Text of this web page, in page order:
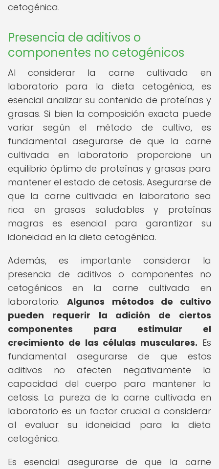
cetogénica.
Presencia de aditivos o
componentes no cetogénicos
Al considerar la carne cultivada en
laboratorio para la dieta cetogénica, es
esencial analizar su contenido de proteínas y
grasas. Si bien la composición exacta puede
variar según el método de cultivo, es
fundamental asegurarse de que la carne
cultivada en laboratorio proporcione un
equilibrio óptimo de proteínas y grasas para
mantener el estado de cetosis. Asegurarse de
que la carne cultivada en laboratorio sea
rica en grasas saludables y proteínas
magras es esencial para garantizar su
idoneidad en la dieta cetogénica.
Además, es importante considerar la
presencia de aditivos o componentes no
cetogénicos en la carne cultivada en
laboratorio.Algunos métodos de cultivo
pueden requerir la adición de ciertos
componentes para estimular el
crecimiento de las células musculares. Es
fundamental asegurarse de que estos
aditivos no afecten negativamente la
capacidad del cuerpo para mantener la
cetosis. La pureza de la carne cultivada en
laboratorio es un factor crucial a considerar
al evaluar su idoneidad para la dieta
cetogénica.
Es esencial asegurarse de que la carne